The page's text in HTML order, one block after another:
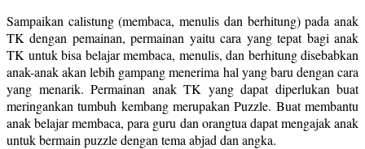
Sampaikan calistung (membaca, menulis dan berhitung) pada anak
TK dengan pemainan, permainan yaitu cara yang tepat bagi anak
TK untuk bisa belajar membaca, menulis, dan berhitung disebabkan
anak-anak akan lebih gampang menerima hal yang baru dengan cara
yang menarik. Permainan anak TK yang dapat diperlukan buat
meringankan tumbuh kembang merupakan Puzzle. Buat membantu
anak belajar membaca, para guru dan orangtua dapat mengajak anak
untuk bermain puzzle dengan tema abjad dan angka.